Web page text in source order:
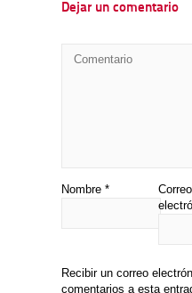
Dejar un comentario
Nombre *
Correo
Recibir un correo
comentarios a esta